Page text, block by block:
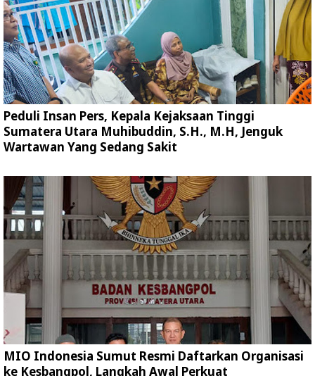
Peduli Insan Pers, Kepala Kejaksaan Tinggi
Sumatera Utara Muhibuddin, S.H., M.H, Jenguk
Wartawan Yang Sedang Sakit
MIO Indonesia Sumut Resmi Daftarkan Organisasi
ke Kesbangpol, Langkah Awal Perkuat